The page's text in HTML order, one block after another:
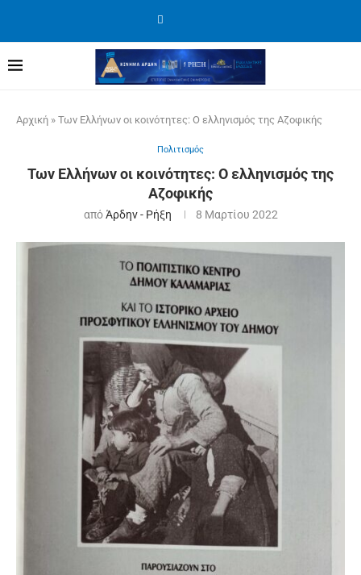
Αρχική » Των Ελλήνων οι κοινότητες: Ο ελληνισμός της Αζοφικής
Πολιτισμός
Των Ελλήνων οι κοινότητες: Ο ελληνισμός της
Αζοφικής
απόΆρδην - Ρήξη 8 Μαρτίου 2022